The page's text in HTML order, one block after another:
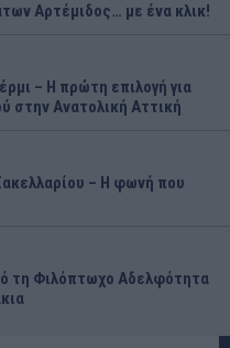
Αρτέμιδος… με ένα κλικ!
– Η πρώτη επιλογή για
στην Ανατολική Αττική
– Η φωνή που
τη Φιλόπτωχο Αδελφότητα